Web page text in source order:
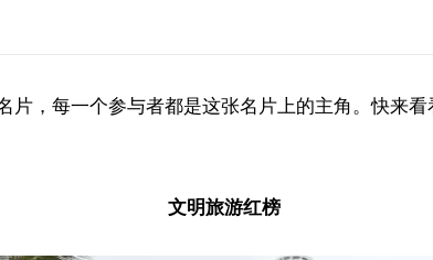
每一个参与者都是这张名片上的主角。快来看
文明旅游红榜